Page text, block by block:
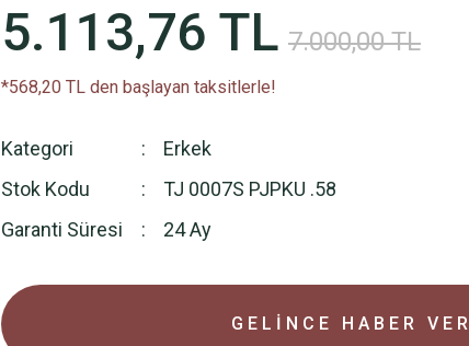
5.113,76 TL 7.000,00 TL
*568,20 TL den başlayan taksitlerle!
Kategori
Erkek
Stok Kodu
TJ 0007S PJPKU .58
Garanti Süresi
24 Ay
GELİNCE HABER VER